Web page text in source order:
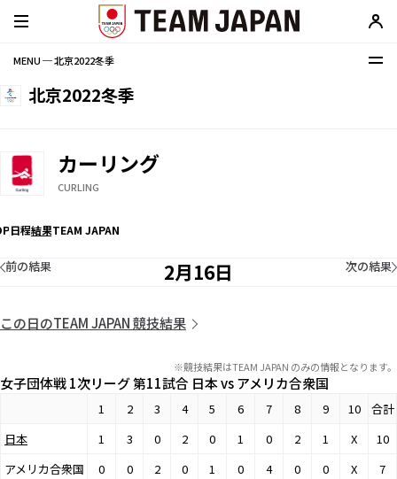
MENU ─ 北京2022冬季
北京2022冬季
カーリング
CURLING
日程結果TEAM JAPAN
2月16日
前の結果 次の結果
この日のTEAM JAPAN 競技結果
※競技結果はTEAM JAPAN のみの情報となります。
女子団体戦 1次リーグ 第11試合 日本 vs アメリカ合衆国
1 2 3 4 5 6 7 8 9 10
合計
日本
1 3 0 2 0 1 0 2 1 X
10
アメリカ合衆国
0 0 2 0 1 0 4 0 0 X 7